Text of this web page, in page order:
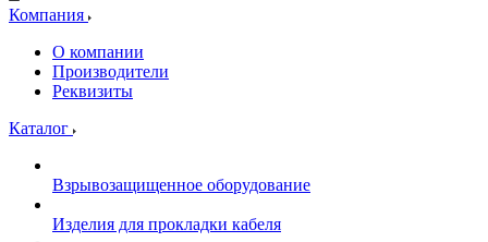
Компания
О компании
Производители
Реквизиты
Каталог
Взрывозащищенное оборудование
Изделия для прокладки кабеля